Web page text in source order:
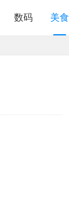
数码 美食